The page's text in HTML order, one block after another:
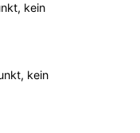
kein
kein